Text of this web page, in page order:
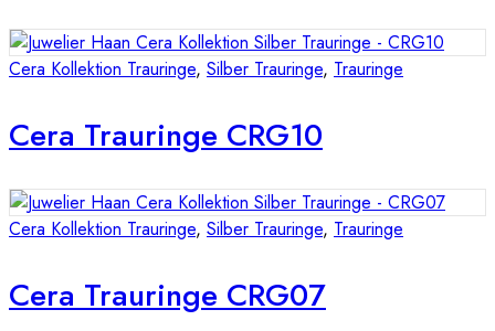
Cera Kollektion Trauringe, Silber Trauringe, Trauringe
Cera Trauringe CRG10
Cera Kollektion Trauringe, Silber Trauringe, Trauringe
Cera Trauringe CRG07